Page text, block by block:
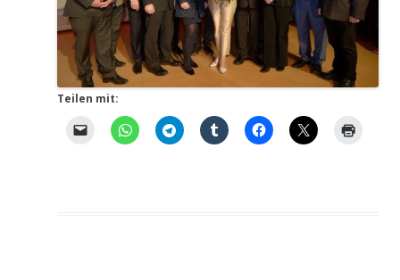
Teilen mit: